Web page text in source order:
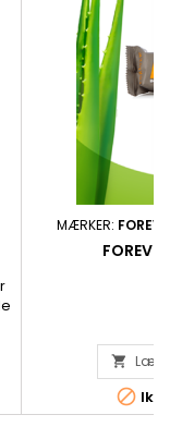
MÆRKER:
 Læg
